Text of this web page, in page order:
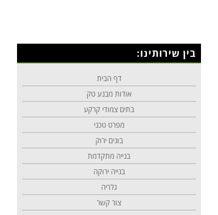
בין שירותינו:
דף הבית
אודות מבנע טק
בתים צמודי קרקע
מפרט טכני
בונים ירוק
בנייה מתקדמת
בנייה ירוקה
גלריה
צור קשר